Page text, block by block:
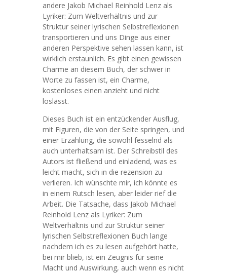
andere Jakob Michael Reinhold Lenz als
Lyriker: Zum Weltverhältnis und zur
Struktur seiner lyrischen Selbstreflexionen
transportieren und uns Dinge aus einer
anderen Perspektive sehen lassen kann, ist
wirklich erstaunlich. Es gibt einen gewissen
Charme an diesem Buch, der schwer in
Worte zu fassen ist, ein Charme,
kostenloses einen anzieht und nicht
loslässt.
Dieses Buch ist ein entzückender Ausflug,
mit Figuren, die von der Seite springen, und
einer Erzählung, die sowohl fesselnd als
auch unterhaltsam ist. Der Schreibstil des
Autors ist fließend und einladend, was es
leicht macht, sich in die rezension zu
verlieren. Ich wünschte mir, ich könnte es
in einem Rutsch lesen, aber leider rief die
Arbeit. Die Tatsache, dass Jakob Michael
Reinhold Lenz als Lyriker: Zum
Weltverhältnis und zur Struktur seiner
lyrischen Selbstreflexionen Buch lange
nachdem ich es zu lesen aufgehört hatte,
bei mir blieb, ist ein Zeugnis für seine
Macht und Auswirkung, auch wenn es nicht